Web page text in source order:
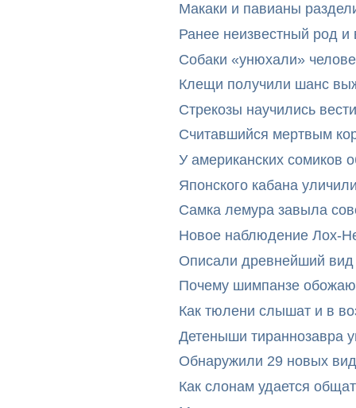
Макаки и павианы
Ранее неизвестный род и
Собаки «унюхали»
Клещи получили шанс
Стрекозы научились
Считавшийся мертвым
У американских сомиков
Японского кабана
Самка лемура завыла
Новое наблюдение Лох-
Описали древнейший
Почему шимпанзе
Как тюлени слышат и в
Детеныши тираннозавра
Обнаружили 29 новых
Как слонам удается